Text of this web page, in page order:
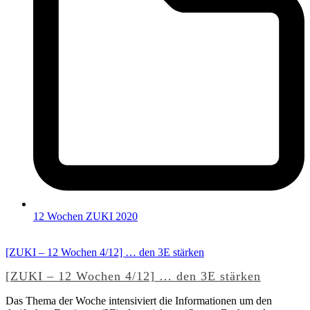
12 Wochen ZUKI 2020
[ZUKI – 12 Wochen 4/12] … den 3E stärken
[ZUKI – 12 Wochen 4/12] … den 3E stärken
Das Thema der Woche intensiviert die Informationen um den